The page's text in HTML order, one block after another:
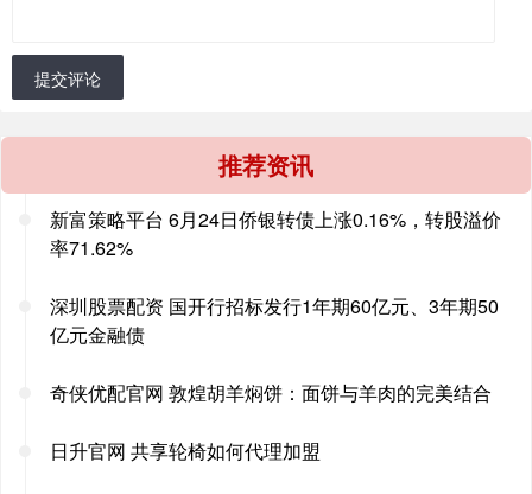
提交评论
推荐资讯
新富策略平台 6月24日侨银转债上涨0.16%，转股溢价
率71.62%
深圳股票配资 国开行招标发行1年期60亿元、3年期50
亿元金融债
奇侠优配官网 敦煌胡羊焖饼：面饼与羊肉的完美结合
日升官网 共享轮椅如何代理加盟